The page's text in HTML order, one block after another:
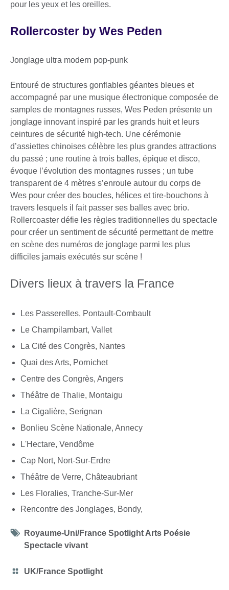
pour les yeux et les oreilles.
Rollercoster by Wes Peden
Jonglage ultra modern pop-punk
Entouré de structures gonflables géantes bleues et
accompagné par une musique électronique composée de
samples de montagnes russes, Wes Peden présente un
jonglage innovant inspiré par les grands huit et leurs
ceintures de sécurité high-tech. Une cérémonie
d’assiettes chinoises célèbre les plus grandes attractions
du passé ; une routine à trois balles, épique et disco,
évoque l’évolution des montagnes russes ; un tube
transparent de 4 mètres s’enroule autour du corps de
Wes pour créer des boucles, hélices et tire-bouchons à
travers lesquels il fait passer ses balles avec brio.
Rollercoaster défie les règles traditionnelles du spectacle
pour créer un sentiment de sécurité permettant de mettre
en scène des numéros de jonglage parmi les plus
difficiles jamais exécutés sur scène !
Divers lieux à travers la France
Les Passerelles, Pontault-Combault
Le Champilambart, Vallet
La Cité des Congrès, Nantes
Quai des Arts, Pornichet
Centre des Congrès, Angers
Théâtre de Thalie, Montaigu
La Cigalière, Serignan
Bonlieu Scène Nationale, Annecy
L'Hectare, Vendôme
Cap Nort, Nort-Sur-Erdre
Théâtre de Verre, Châteaubriant
Les Floralies, Tranche-Sur-Mer
Rencontre des Jonglages, Bondy,
Tag
icon
Royaume-Uni/France Spotlight Arts Poésie
Spectacle vivant
Category
UK/France Spotlight